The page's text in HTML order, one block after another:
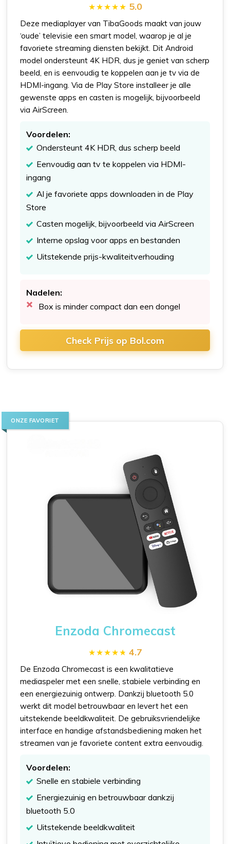
5.0
Deze mediaplayer van TibaGoods maakt van jouw
‘oude’ televisie een smart model, waarop je al je
favoriete streaming diensten bekijkt. Dit Android
model ondersteunt 4K HDR, dus je geniet van scherp
beeld, en is eenvoudig te koppelen aan je tv via de
HDMI-ingang. Via de Play Store installeer je alle
gewenste apps en casten is mogelijk, bijvoorbeeld
via AirScreen.
Voordelen:
Ondersteunt 4K HDR, dus scherp beeld
Eenvoudig aan tv te koppelen via HDMI-
ingang
Al je favoriete apps downloaden in de Play
Store
Casten mogelijk, bijvoorbeeld via AirScreen
Interne opslag voor apps en bestanden
Uitstekende prijs-kwaliteitverhouding
Nadelen:
Box is minder compact dan een dongel
Check Prijs op Bol.com
ONZE FAVORIET
Enzoda Chromecast
4.7
De Enzoda Chromecast is een kwalitatieve
mediaspeler met een snelle, stabiele verbinding en
een energiezuinig ontwerp. Dankzij bluetooth 5.0
werkt dit model betrouwbaar en levert het een
uitstekende beeldkwaliteit. De gebruiksvriendelijke
interface en handige afstandsbediening maken het
streamen van je favoriete content extra eenvoudig.
Voordelen:
Snelle en stabiele verbinding
Energiezuinig en betrouwbaar dankzij
bluetooth 5.0
Uitstekende beeldkwaliteit